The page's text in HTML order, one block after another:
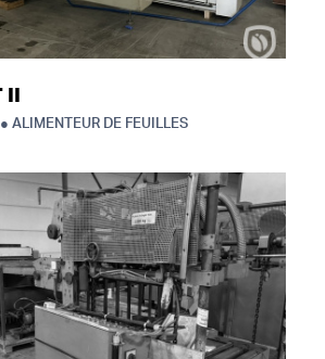
ALIMENTEUR DE FEUILLES